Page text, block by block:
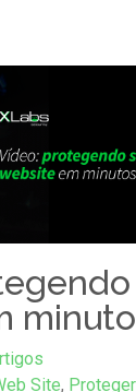
Site,